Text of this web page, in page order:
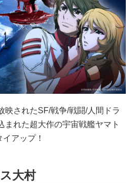
映されたSF/戦争/戦闘/人間ドラ
まれた超大作の宇宙戦艦ヤマト
アップ！
大村